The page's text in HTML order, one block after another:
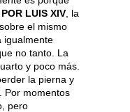
LUIS XIV , la
sobre el mismo
igualmente
no tanto. La
y poco más.
la pierna y
Por momentos
pero